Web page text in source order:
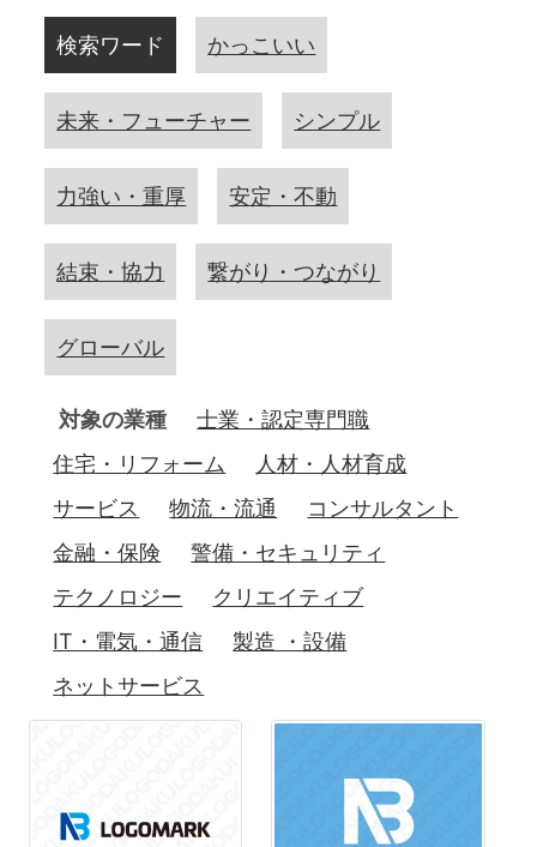
検索ワード かっこいい
未来・フューチャー シンプル
力強い・重厚 安定・不動
結束・協力 繋がり・つながり
グローバル
対象の業種
士業・認定専門職
住宅・リフォーム
人材・人材育成
サービス
物流・流通
コンサルタント
金融・保険
警備・セキュリティ
テクノロジー
クリエイティブ
IT・電気・通信
製造 ・設備
ネットサービス